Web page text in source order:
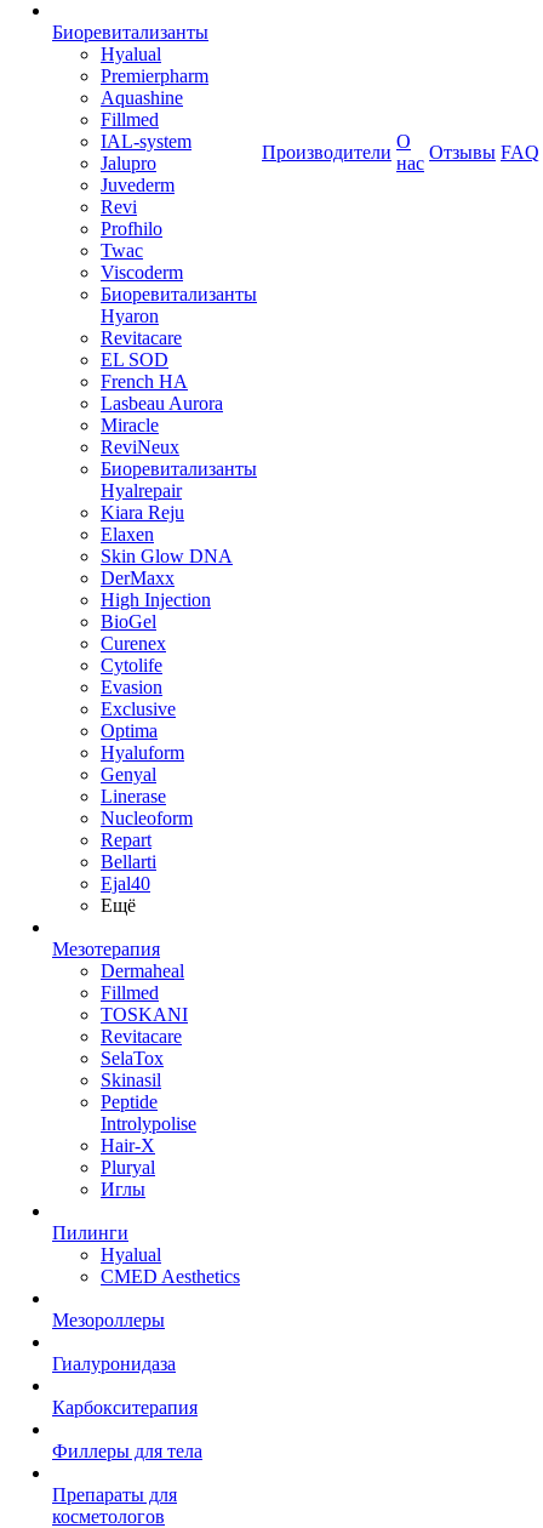
Биоревитализанты
Hyalual
Premierpharm
Aquashine
Fillmed
IAL-system
Jalupro
Juvederm
Revi
Profhilo
Twac
Viscoderm
Биоревитализанты
Hyaron
Revitacare
EL SOD
French HA
Lasbeau Aurora
Miracle
ReviNeux
Биоревитализанты
Hyalrepair
Kiara Reju
Elaxen
Skin Glow DNA
DerMaxx
High Injection
BioGel
Curenex
Cytolife
Evasion
Exclusive
Optima
Hyaluform
Genyal
Linerase
Nucleoform
Repart
Bellarti
Ejal40
Ещё
Мезотерапия
Dermaheal
Fillmed
TOSKANI
Revitacare
SelaTox
Skinasil
Peptide
Introlypolise
Hair-X
Pluryal
Иглы
Пилинги
Hyalual
CMED Aesthetics
Мезороллеры
Гиалуронидаза
Карбокситерапия
Филлеры для тела
Препараты для
косметологов
Производители
О
нас
Отзывы FAQ